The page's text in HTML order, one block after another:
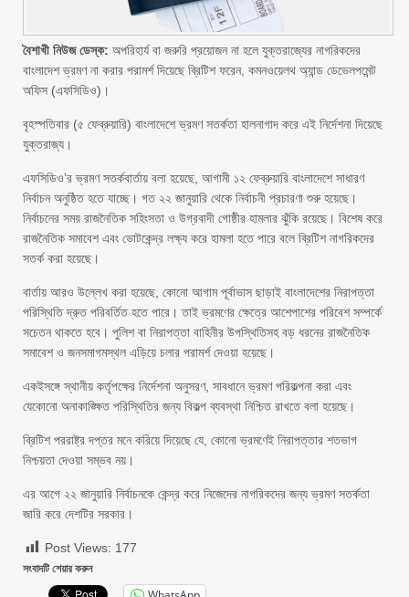
বৈশাখী নিউজ ডেস্ক: অপরিহার্য বা জরুরি প্রয়োজন না হলে যুক্তরাজ্যের নাগরিকদের
বাংলাদেশ ভ্রমণ না করার পরামর্শ দিয়েছে ব্রিটিশ ফরেন, কমনওয়েলথ অ্যান্ড ডেভেলপমেন্ট
অফিস (এফসিডিও)।
বৃহস্পতিবার (৫ ফেব্রুয়ারি) বাংলাদেশে ভ্রমণ সতর্কতা হালনাগাদ করে এই নির্দেশনা দিয়েছে
যুক্তরাজ্য।
এফসিডিও’র ভ্রমণ সতর্কবার্তায় বলা হয়েছে, আগামী ১২ ফেব্রুয়ারি বাংলাদেশে সাধারণ
নির্বাচন অনুষ্ঠিত হতে যাচ্ছে। গত ২২ জানুয়ারি থেকে নির্বাচনী প্রচারণা শুরু হয়েছে।
নির্বাচনের সময় রাজনৈতিক সহিংসতা ও উগ্রবাদী গোষ্ঠীর হামলার ঝুঁকি রয়েছে। বিশেষ করে
রাজনৈতিক সমাবেশ এবং ভোটকেন্দ্র লক্ষ্য করে হামলা হতে পারে বলে ব্রিটিশ নাগরিকদের
সতর্ক করা হয়েছে।
বার্তায় আরও উল্লেখ করা হয়েছে, কোনো আগাম পূর্বাভাস ছাড়াই বাংলাদেশের নিরাপত্তা
পরিস্থিতি দ্রুত পরিবর্তিত হতে পারে। তাই ভ্রমণের ক্ষেত্রে আশেপাশের পরিবেশ সম্পর্কে
সচেতন থাকতে হবে। পুলিশ বা নিরাপত্তা বাহিনীর উপস্থিতিসহ বড় ধরনের রাজনৈতিক
সমাবেশ ও জনসমাগমস্থল এড়িয়ে চলার পরামর্শ দেওয়া হয়েছে।
একইসঙ্গে স্থানীয় কর্তৃপক্ষের নির্দেশনা অনুসরণ, সাবধানে ভ্রমণ পরিকল্পনা করা এবং
যেকোনো অনাকাঙ্ক্ষিত পরিস্থিতির জন্য বিকল্প ব্যবস্থা নিশ্চিত রাখতে বলা হয়েছে।
ব্রিটিশ পররাষ্ট্র দপ্তর মনে করিয়ে দিয়েছে যে, কোনো ভ্রমণেই নিরাপত্তার শতভাগ
নিশ্চয়তা দেওয়া সম্ভব নয়।
এর আগে ২২ জানুয়ারি নির্বাচনকে কেন্দ্র করে নিজেদের নাগরিকদের জন্য ভ্রমণ সতর্কতা
জারি করে দেশটির সরকার।
Post Views: 177
সংবাদটি শেয়ার করুন